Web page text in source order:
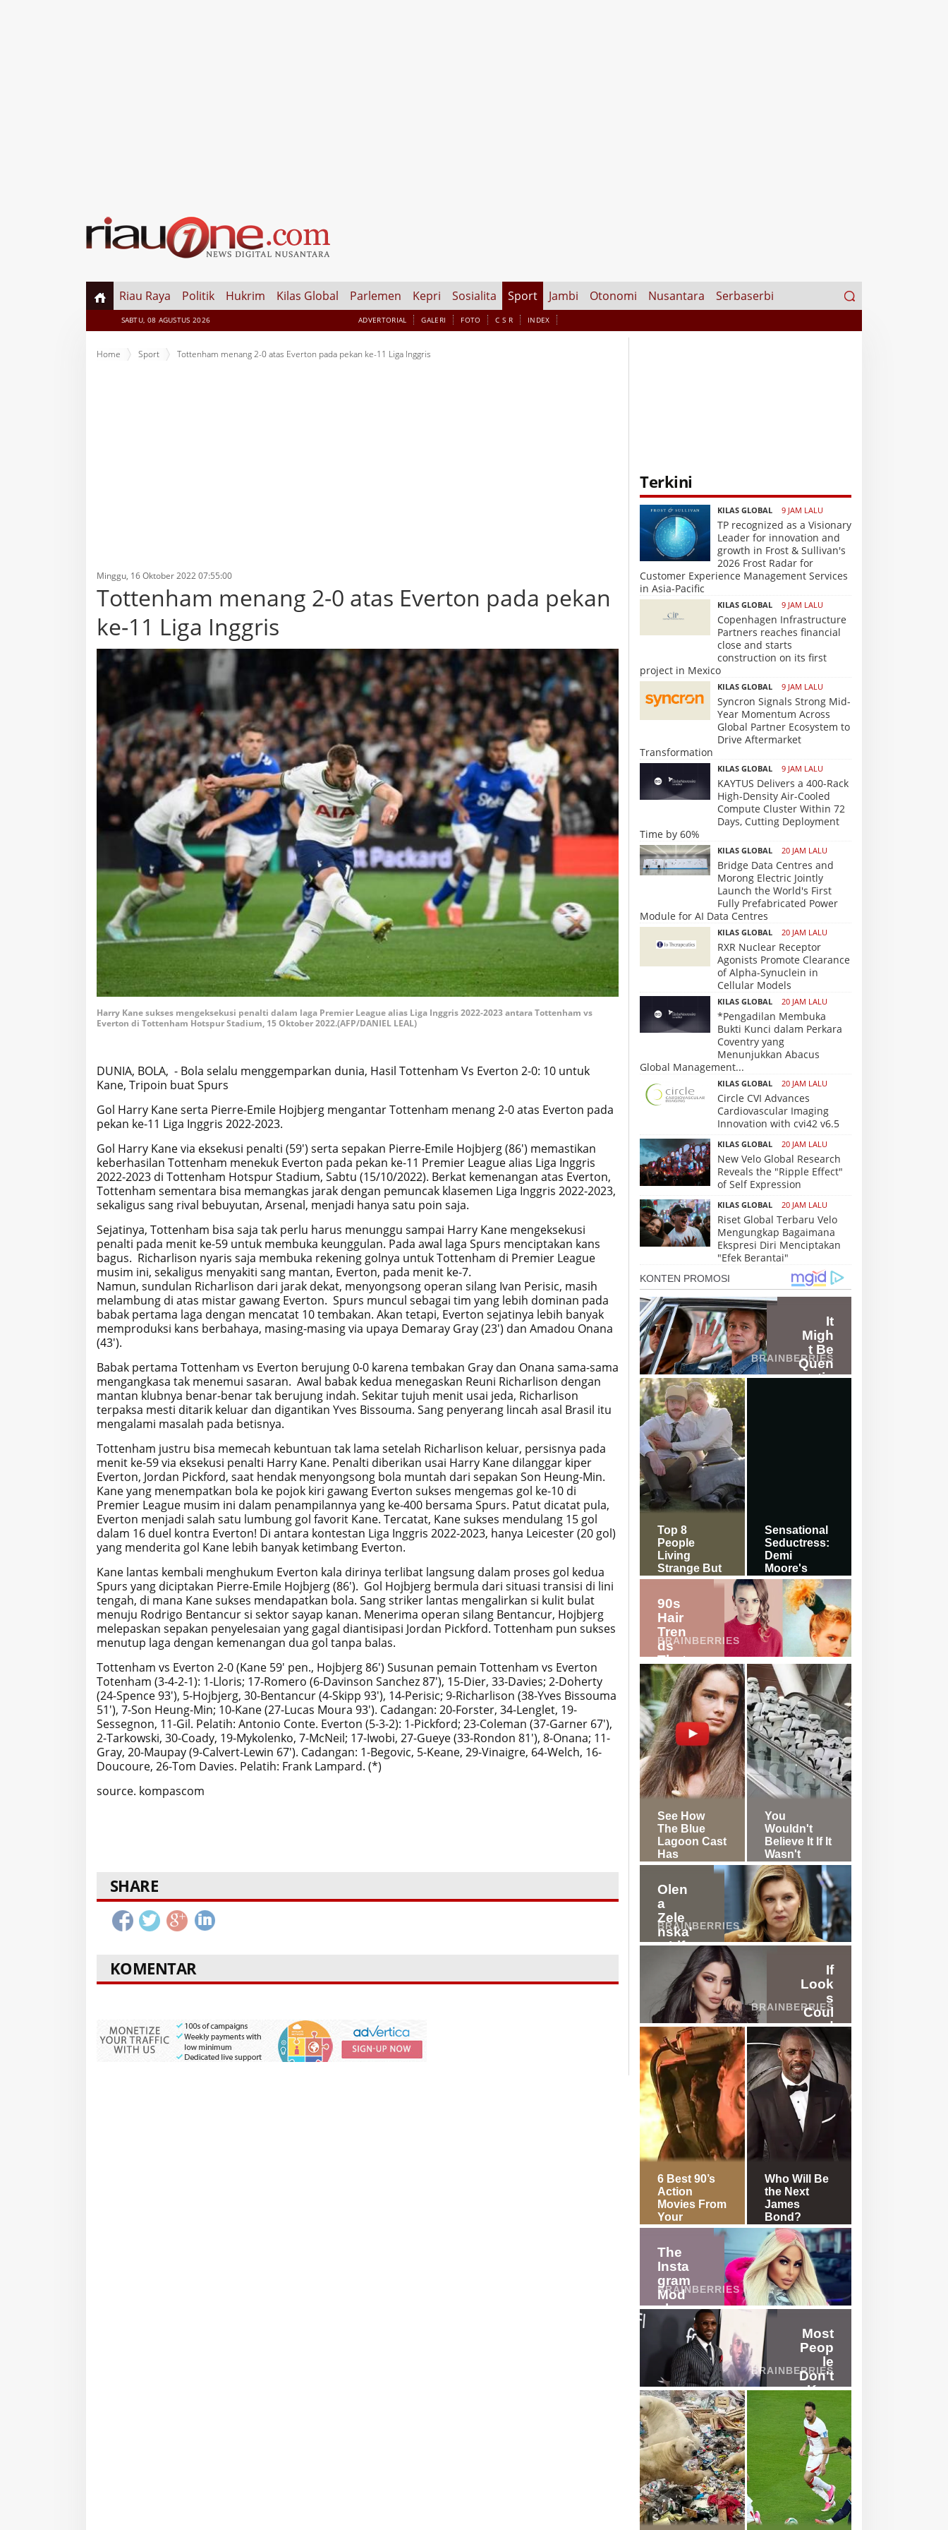
Riau Raya Politik Hukrim Kilas Global Parlemen Kepri Sosialita Sport Jambi Otonomi Nusantara Serbaserbi
Search
for:
SABTU, 08 AGUSTUS 2026 ADVERTORIAL GALERI FOTO C S R INDEX
Home Sport Tottenham menang 2-0 atas Everton pada pekan ke-11 Liga Inggris
Minggu, 16 Oktober 2022 07:55:00
Tottenham menang 2-0 atas Everton pada pekan
ke-11 Liga Inggris
Harry Kane sukses mengeksekusi penalti dalam laga Premier League alias Liga Inggris 2022-2023 antara Tottenham vs
Everton di Tottenham Hotspur Stadium, 15 Oktober 2022.(AFP/DANIEL LEAL)
DUNIA, BOLA, - Bola selalu menggemparkan dunia, Hasil Tottenham Vs Everton 2-0: 10 untuk
Kane, Tripoin buat Spurs
Gol Harry Kane serta Pierre-Emile Hojbjerg mengantar Tottenham menang 2-0 atas Everton pada
pekan ke-11 Liga Inggris 2022-2023.
Gol Harry Kane via eksekusi penalti (59') serta sepakan Pierre-Emile Hojbjerg (86') memastikan
keberhasilan Tottenham menekuk Everton pada pekan ke-11 Premier League alias Liga Inggris
2022-2023 di Tottenham Hotspur Stadium, Sabtu (15/10/2022). Berkat kemenangan atas Everton,
Tottenham sementara bisa memangkas jarak dengan pemuncak klasemen Liga Inggris 2022-2023,
sekaligus sang rival bebuyutan, Arsenal, menjadi hanya satu poin saja.
Sejatinya, Tottenham bisa saja tak perlu harus menunggu sampai Harry Kane mengeksekusi
penalti pada menit ke-59 untuk membuka keunggulan. Pada awal laga Spurs menciptakan kans
bagus. Richarlison nyaris saja membuka rekening golnya untuk Tottenham di Premier League
musim ini, sekaligus menyakiti sang mantan, Everton, pada menit ke-7.
Namun, sundulan Richarlison dari jarak dekat, menyongsong operan silang Ivan Perisic, masih
melambung di atas mistar gawang Everton. Spurs muncul sebagai tim yang lebih dominan pada
babak pertama laga dengan mencatat 10 tembakan. Akan tetapi, Everton sejatinya lebih banyak
memproduksi kans berbahaya, masing-masing via upaya Demaray Gray (23') dan Amadou Onana
(43').
Babak pertama Tottenham vs Everton berujung 0-0 karena tembakan Gray dan Onana sama-sama
mengangkasa tak menemui sasaran. Awal babak kedua menegaskan Reuni Richarlison dengan
mantan klubnya benar-benar tak berujung indah. Sekitar tujuh menit usai jeda, Richarlison
terpaksa mesti ditarik keluar dan digantikan Yves Bissouma. Sang penyerang lincah asal Brasil itu
mengalami masalah pada betisnya.
Tottenham justru bisa memecah kebuntuan tak lama setelah Richarlison keluar, persisnya pada
menit ke-59 via eksekusi penalti Harry Kane. Penalti diberikan usai Harry Kane dilanggar kiper
Everton, Jordan Pickford, saat hendak menyongsong bola muntah dari sepakan Son Heung-Min.
Kane yang menempatkan bola ke pojok kiri gawang Everton sukses mengemas gol ke-10 di
Premier League musim ini dalam penampilannya yang ke-400 bersama Spurs. Patut dicatat pula,
Everton menjadi salah satu lumbung gol favorit Kane. Tercatat, Kane sukses mendulang 15 gol
dalam 16 duel kontra Everton! Di antara kontestan Liga Inggris 2022-2023, hanya Leicester (20 gol)
yang menderita gol Kane lebih banyak ketimbang Everton.
Kane lantas kembali menghukum Everton kala dirinya terlibat langsung dalam proses gol kedua
Spurs yang diciptakan Pierre-Emile Hojbjerg (86'). Gol Hojbjerg bermula dari situasi transisi di lini
tengah, di mana Kane sukses mendapatkan bola. Sang striker lantas mengalirkan si kulit bulat
menuju Rodrigo Bentancur si sektor sayap kanan. Menerima operan silang Bentancur, Hojbjerg
melepaskan sepakan penyelesaian yang gagal diantisipasi Jordan Pickford. Tottenham pun sukses
menutup laga dengan kemenangan dua gol tanpa balas.
Tottenham vs Everton 2-0 (Kane 59' pen., Hojbjerg 86') Susunan pemain Tottenham vs Everton
Totenham (3-4-2-1): 1-Lloris; 17-Romero (6-Davinson Sanchez 87'), 15-Dier, 33-Davies; 2-Doherty
(24-Spence 93'), 5-Hojbjerg, 30-Bentancur (4-Skipp 93'), 14-Perisic; 9-Richarlison (38-Yves Bissouma
51'), 7-Son Heung-Min; 10-Kane (27-Lucas Moura 93'). Cadangan: 20-Forster, 34-Lenglet, 19-
Sessegnon, 11-Gil. Pelatih: Antonio Conte. Everton (5-3-2): 1-Pickford; 23-Coleman (37-Garner 67'),
2-Tarkowski, 30-Coady, 19-Mykolenko, 7-McNeil; 17-Iwobi, 27-Gueye (33-Rondon 81'), 8-Onana; 11-
Gray, 20-Maupay (9-Calvert-Lewin 67'). Cadangan: 1-Begovic, 5-Keane, 29-Vinaigre, 64-Welch, 16-
Doucoure, 26-Tom Davies. Pelatih: Frank Lampard. (*)
source. kompascom
SHARE
KOMENTAR
Terkini
KILAS GLOBAL 9 JAM LALU
TP recognized as a Visionary
Leader for innovation and
growth in Frost & Sullivan's
2026 Frost Radar for
Customer Experience Management Services
in Asia-Pacific
KILAS GLOBAL 9 JAM LALU
Copenhagen Infrastructure
Partners reaches financial
close and starts
construction on its first
project in Mexico
KILAS GLOBAL 9 JAM LALU
Syncron Signals Strong Mid-
Year Momentum Across
Global Partner Ecosystem to
Drive Aftermarket
Transformation
KILAS GLOBAL 9 JAM LALU
KAYTUS Delivers a 400-Rack
High-Density Air-Cooled
Compute Cluster Within 72
Days, Cutting Deployment
Time by 60%
KILAS GLOBAL 20 JAM LALU
Bridge Data Centres and
Morong Electric Jointly
Launch the World's First
Fully Prefabricated Power
Module for AI Data Centres
KILAS GLOBAL 20 JAM LALU
RXR Nuclear Receptor
Agonists Promote Clearance
of Alpha-Synuclein in
Cellular Models
KILAS GLOBAL 20 JAM LALU
*Pengadilan Membuka
Bukti Kunci dalam Perkara
Coventry yang
Menunjukkan Abacus
Global Management...
KILAS GLOBAL 20 JAM LALU
Circle CVI Advances
Cardiovascular Imaging
Innovation with cvi42 v6.5
KILAS GLOBAL 20 JAM LALU
New Velo Global Research
Reveals the "Ripple Effect"
of Self Expression
KILAS GLOBAL 20 JAM LALU
Riset Global Terbaru Velo
Mengungkap Bagaimana
Ekspresi Diri Menciptakan
"Efek Berantai"